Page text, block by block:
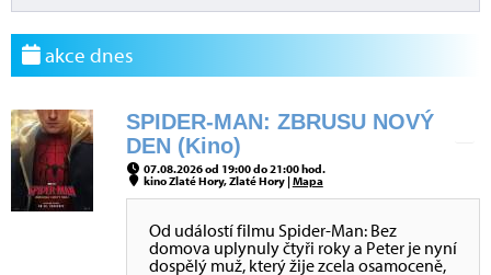
akce dnes
SPIDER-MAN: ZBRUSU NOVÝ
DEN (Kino)
07.08.2026 od 19:00 do 21:00 hod.
kino Zlaté Hory, Zlaté Hory |Mapa
Od událostí filmu Spider-Man: Bez
domova uplynuly čtyři roky a Peter je nyní
dospělý muž, který žije zcela osamoceně,